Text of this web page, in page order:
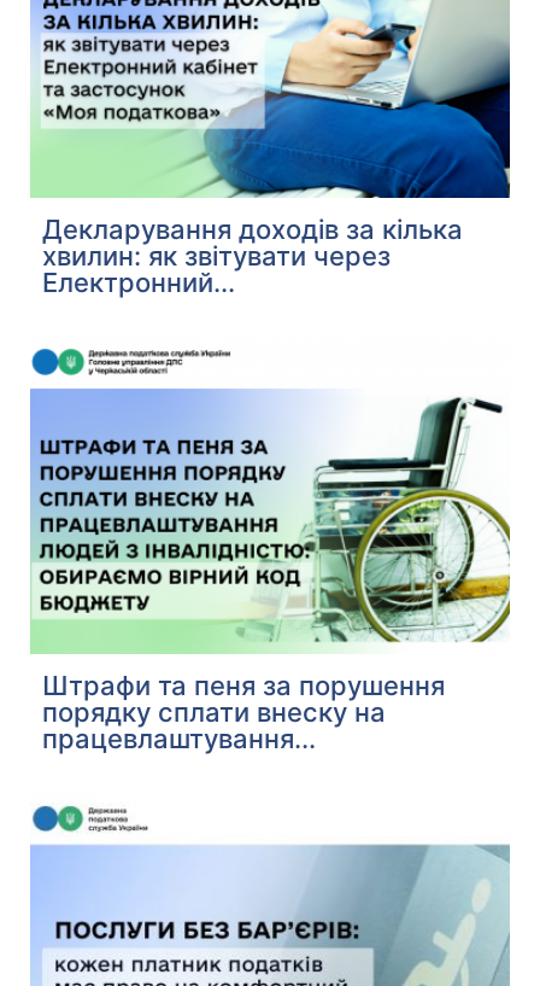
Декларування доходів за кілька
хвилин: як звітувати через
Електронний...
Штрафи та пеня за порушення
порядку сплати внеску на
працевлаштування...